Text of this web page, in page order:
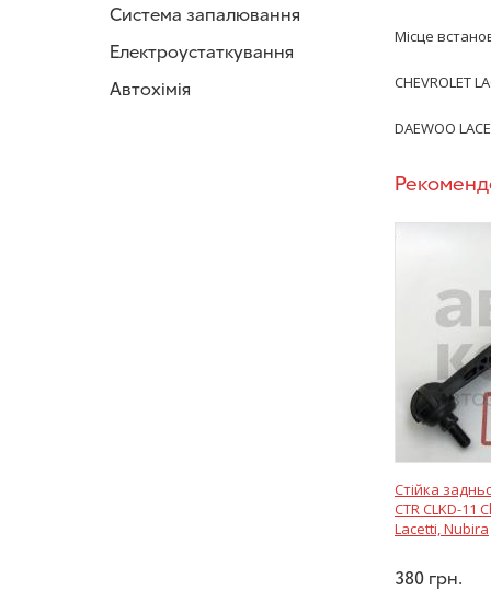
Система запалювання
Електроустаткування
Автохімія
Місце
CHEVROLET
DAEWOO
Стійка
CTR CLKD-11
Lacetti, Nubira
380 грн.